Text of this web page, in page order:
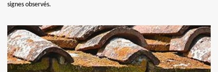
signes observés.